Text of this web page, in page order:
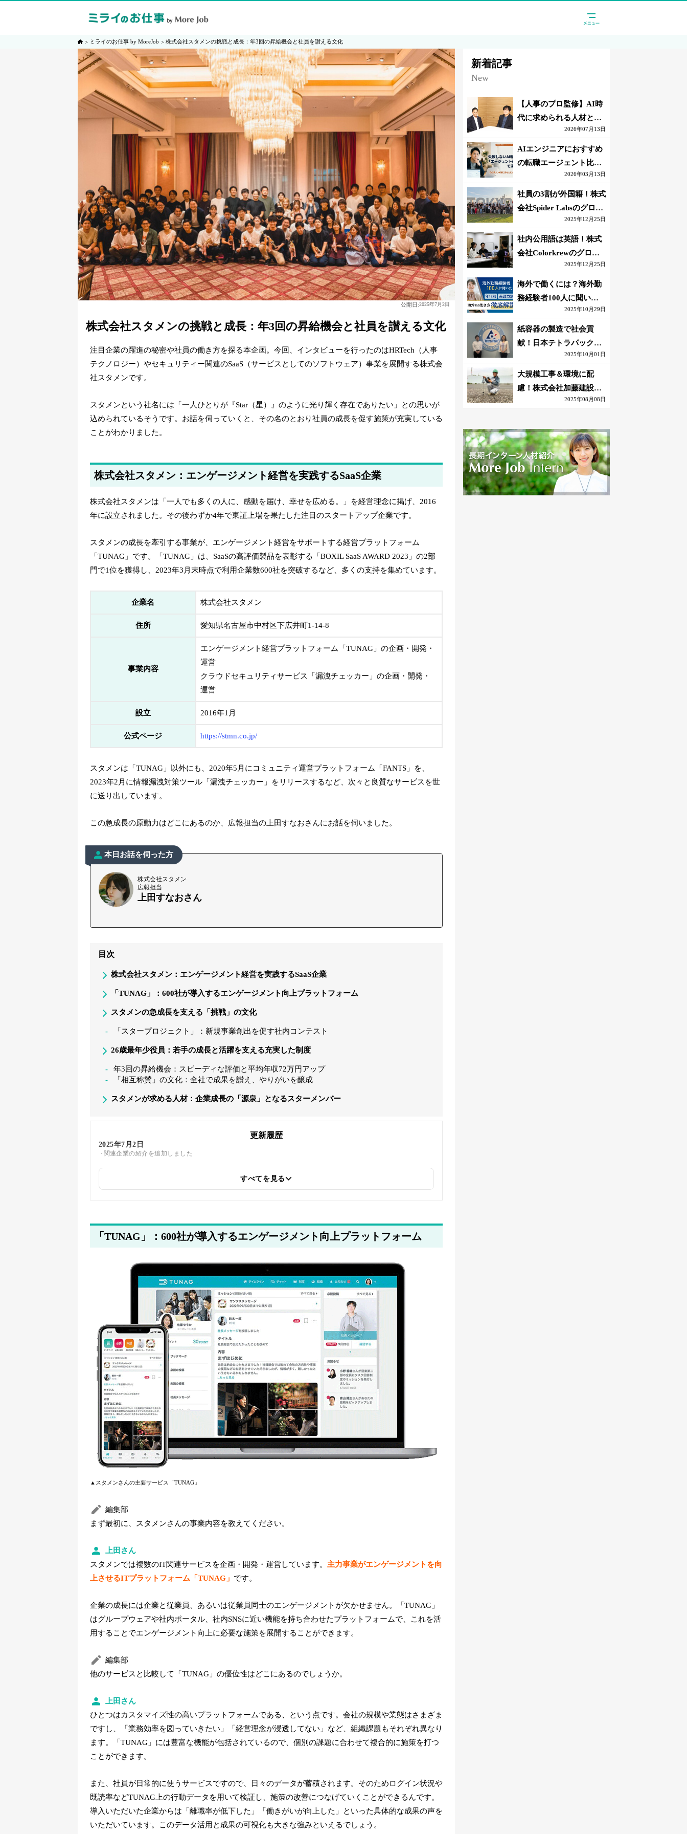
ミライのお仕事 by MoreJob 株式会社スタメンの挑戦と成長：年3回の昇給機会と社員を讃える文化
公開日:2025年7月2日
株式会社スタメンの挑戦と成長：年3回の昇給機会と社員を讃える文化
注目企業の躍進の秘密や社員の働き方を探る本企画。今回、インタビューを行ったのはHRTech（人事
テクノロジー）やセキュリティー関連のSaaS（サービスとしてのソフトウェア）事業を展開する株式会
社スタメンです。
スタメンという社名には「一人ひとりが『Star（星）』のように光り輝く存在でありたい」との思いが
込められているそうです。お話を伺っていくと、その名のとおり社員の成長を促す施策が充実している
ことがわかりました。
株式会社スタメン：エンゲージメント経営を実践するSaaS企業
株式会社スタメンは「一人でも多くの人に、感動を届け、幸せを広める。」を経営理念に掲げ、2016
年に設立されました。その後わずか4年で東証上場を果たした注目のスタートアップ企業です。
スタメンの成長を牽引する事業が、エンゲージメント経営をサポートする経営プラットフォーム
「TUNAG」です。「TUNAG」は、SaaSの高評価製品を表彰する「BOXIL SaaS AWARD 2023」の2部
門で1位を獲得し、2023年3月末時点で利用企業数600社を突破するなど、多くの支持を集めています。
企業名 株式会社スタメン
住所 愛知県名古屋市中村区下広井町1-14-8
事業内容
エンゲージメント経営プラットフォーム「TUNAG」の企画・開発・
運営
クラウドセキュリティサービス「漏洩チェッカー」の企画・開発・
運営
設立 2016年1月
公式ページ https://stmn.co.jp/
スタメンは「TUNAG」以外にも、2020年5月にコミュニティ運営プラットフォーム「FANTS」を、
2023年2月に情報漏洩対策ツール「漏洩チェッカー」をリリースするなど、次々と良質なサービスを世
に送り出しています。
この急成長の原動力はどこにあるのか、広報担当の上田すなおさんにお話を伺いました。
本日お話を伺った方
株式会社スタメン
広報担当
上田すなおさん
目次
株式会社スタメン：エンゲージメント経営を実践するSaaS企業
「TUNAG」：600社が導入するエンゲージメント向上プラットフォーム
スタメンの急成長を支える「挑戦」の文化
「スタープロジェクト」：新規事業創出を促す社内コンテスト
26歳最年少役員：若手の成長と活躍を支える充実した制度
年3回の昇給機会：スピーディな評価と平均年収72万円アップ
「相互称賛」の文化：全社で成果を讃え、やりがいを醸成
スタメンが求める人材：企業成長の「源泉」となるスターメンバー
更新履歴
2025年7月2日
関連企業の紹介を追加しました
筆者情報を更新しました
すべてを見る
「TUNAG」：600社が導入するエンゲージメント向上プラットフォーム
▲スタメンさんの主要サービス「TUNAG」
編集部
まず最初に、スタメンさんの事業内容を教えてください。
上田さん
スタメンでは複数のIT関連サービスを企画・開発・運営しています。 主力事業がエンゲージメントを向
上させるITプラットフォーム「TUNAG」 です。
企業の成長には企業と従業員、あるいは従業員同士のエンゲージメントが欠かせません。「TUNAG」
はグループウェアや社内ポータル、社内SNSに近い機能を持ち合わせたプラットフォームで、これを活
用することでエンゲージメント向上に必要な施策を展開することができます。
編集部
他のサービスと比較して「TUNAG」の優位性はどこにあるのでしょうか。
上田さん
ひとつはカスタマイズ性の高いプラットフォームである、という点です。会社の規模や業態はさまざま
ですし、「業務効率を図っていきたい」「経営理念が浸透してない」など、組織課題もそれぞれ異なり
ます。「TUNAG」には豊富な機能が包括されているので、個別の課題に合わせて複合的に施策を打つ
ことができます。
また、社員が日常的に使うサービスですので、日々のデータが蓄積されます。そのためログイン状況や
既読率などTUNAG上の行動データを用いて検証し、施策の改善につなげていくことができるんです。
導入いただいた企業からは「離職率が低下した」「働きがいが向上した」といった具体的な成果の声を
いただいています。このデータ活用と成果の可視化も大きな強みといえるでしょう。
新着記事
New
【人事のプロ監修】AI時
代に求められる人材と
は？「代替されない人」
の条件
2026年07月13日
AIエンジニアにおすすめ
の転職エージェント比較
｜失敗しない選び方【採
点表つき】
2026年03月13日
社員の3割が外国籍！株式
会社Spider Labsのグロー
2025年12月25日
社内公用語は英語！株式
会社Colorkrewのグロー
バルかつ若手が輝く環境
2025年12月25日
海外で働くには？海外勤
務経験者100人に聞いた
おすすめ職種｜英語話せ
ないOK求人はある？
2025年10月29日
紙容器の製造で社会貢
献！日本テトラパック株
式会社のグローバルな環
境
2025年10月01日
大規模工事＆環境に配
慮！株式会社加藤建設の
若手が語る現場監督の働
2025年08月08日